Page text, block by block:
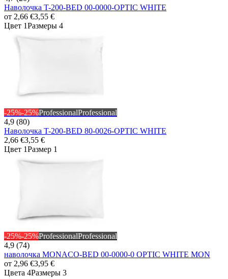
Наволочка T-200-BED 00-0000-OPTIC WHITE
от 2,66 €3,55 €
Цвет 1Размеры 4
-25%-25%ProfessionalProfessional
4,9 (80)
Наволочка T-200-BED 80-0026-OPTIC WHITE
2,66 €3,55 €
Цвет 1Размер 1
-25%-25%ProfessionalProfessional
4,9 (74)
наволочка MONACO-BED 00-0000-0 OPTIC WHITE MON
от 2,96 €3,95 €
Цвета 4Размеры 3